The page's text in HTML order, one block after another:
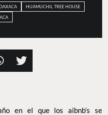
HUAMUCHIL TREE HOUSE
en el que los aibnb’s se